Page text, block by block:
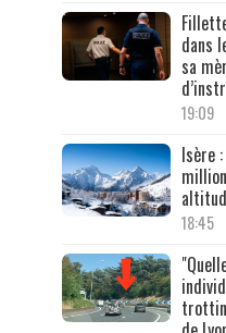
dans
sa
19:09
Isère
18:45